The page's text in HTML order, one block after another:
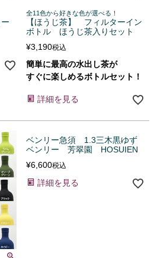
全11色から好きな色が選べる！
【ほうじ茶】 フィルターイン
ボトル ほうじ茶入りセット
¥3,190税込
簡単に最高の水出し茶が
すぐに楽しめるボトルセット！
詳細を見る
ベンリー急須 1.3三木黒ゆず
ベンリー 芳翠園 HOSUIEN
¥6,600税込
詳細を見る